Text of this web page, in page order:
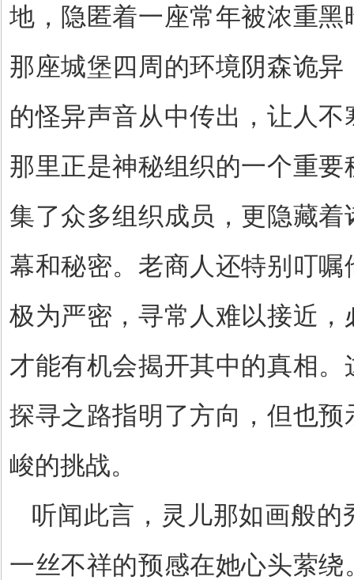
地，隐匿着一座常年被浓重
那座城堡四周的环境阴森诡
的怪异声音从中传出，让人
那里正是神秘组织的一个重
集了众多组织成员，更隐藏
幕和秘密。老商人还特别叮
极为严密，寻常人难以接近
才能有机会揭开其中的真相
探寻之路指明了方向，但也
峻的挑战。
听闻此言，灵儿那如画般的
一丝不祥的预感在她心头萦